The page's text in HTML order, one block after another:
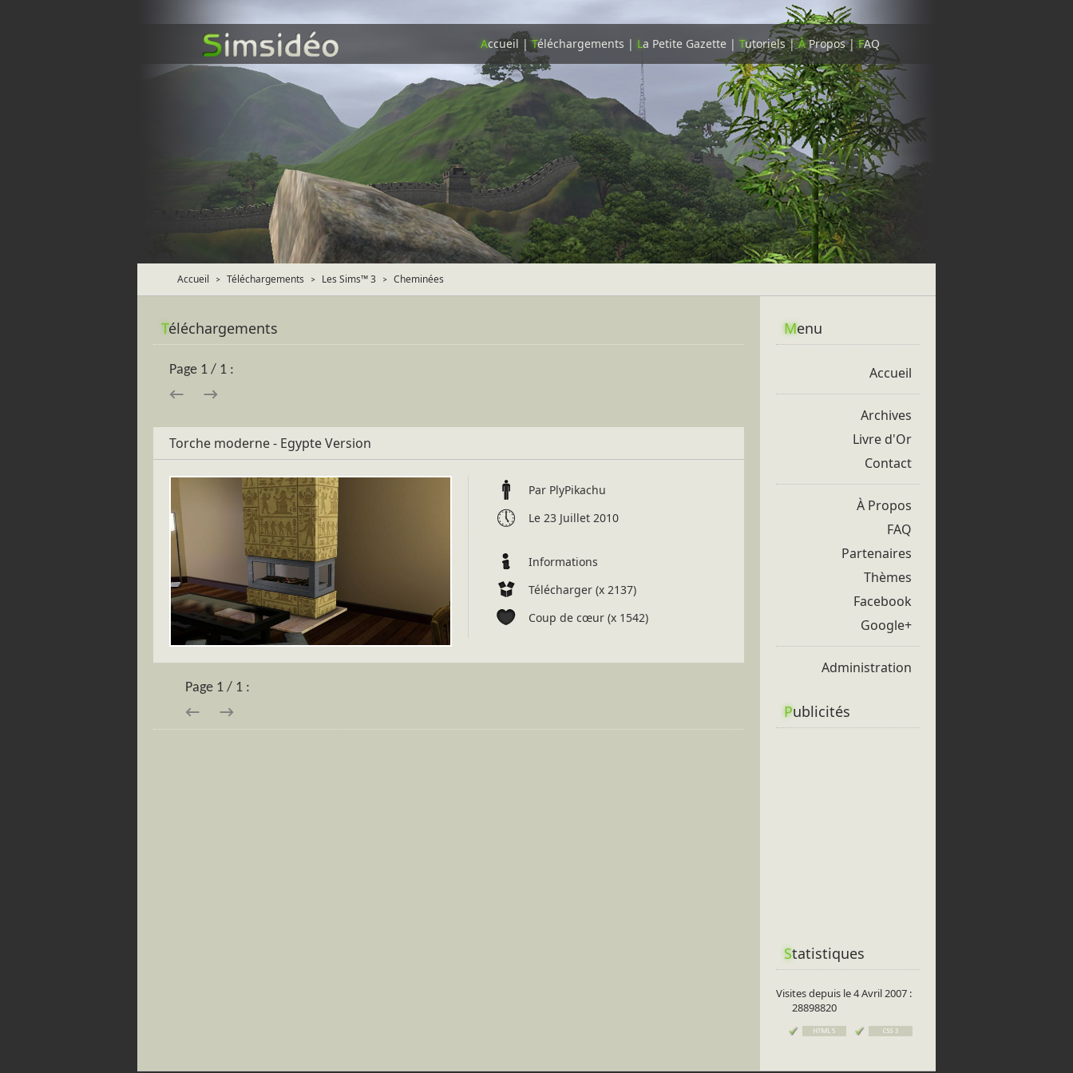
Accueil |Téléchargements | La Petite Gazette | Tutoriels|ÀPropos|FAQ
Accueil > Téléchargements > Les Sims™ 3 > Cheminées
Menu
Accueil
Archives
Livre d'Or
Contact
À Propos
FAQ
Partenaires
Thèmes
Facebook
Google+
Administration
Publicités
Statistiques
Visites depuis le 4 Avril 2007 :
28898820
Téléchargements
Page 1 / 1 :
← →
Torche moderne - Egypte Version
Par PlyPikachu
Le 23 Juillet 2010
Informations
Télécharger (x 2137)
Coup de cœur (x 1542)
Page 1 / 1 :
← →